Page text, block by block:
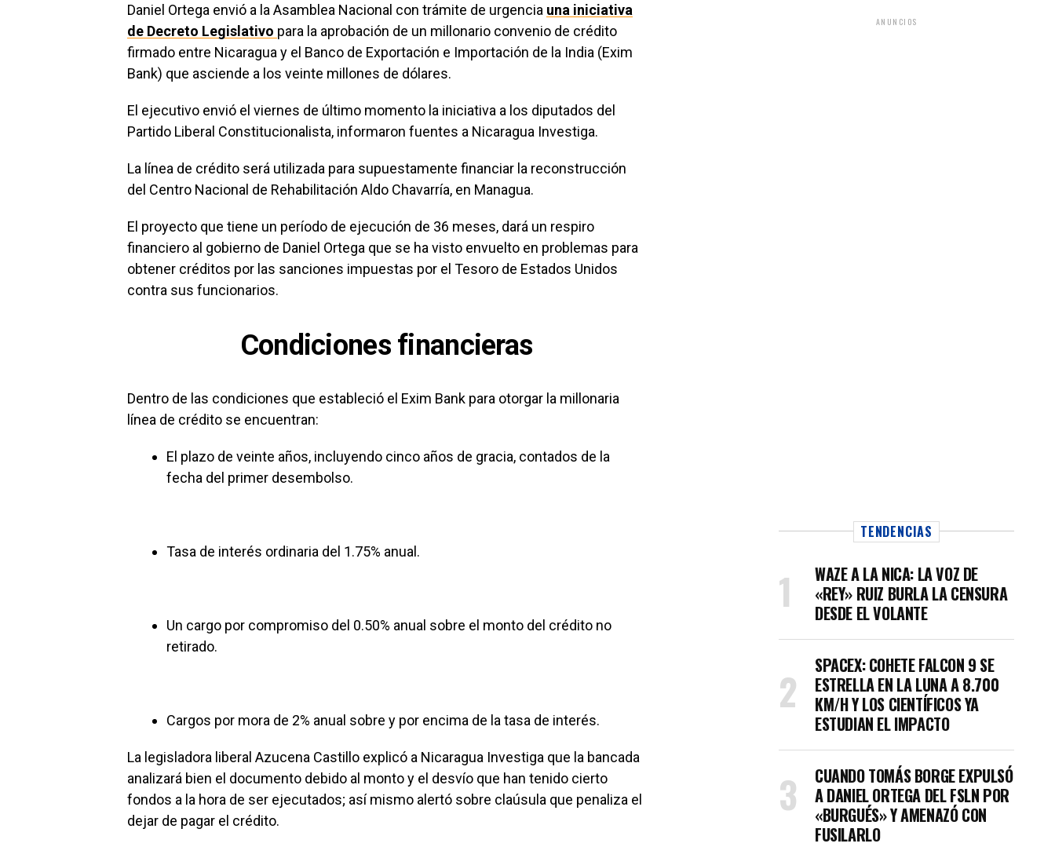
Daniel Ortega envió a la Asamblea Nacional con trámite de urgencia una iniciativa
de Decreto Legislativo para la aprobación de un millonario convenio de crédito
firmado entre Nicaragua y el Banco de Exportación e Importación de la India (Exim
Bank) que asciende a los veinte millones de dólares.
El ejecutivo envió el viernes de último momento la iniciativa a los diputados del
Partido Liberal Constitucionalista, informaron fuentes a Nicaragua Investiga.
La línea de crédito será utilizada para supuestamente financiar la reconstrucción
del Centro Nacional de Rehabilitación Aldo Chavarría, en Managua.
El proyecto que tiene un período de ejecución de 36 meses, dará un respiro
financiero al gobierno de Daniel Ortega que se ha visto envuelto en problemas para
obtener créditos por las sanciones impuestas por el Tesoro de Estados Unidos
contra sus funcionarios.
Condiciones financieras
Dentro de las condiciones que estableció el Exim Bank para otorgar la millonaria
línea de crédito se encuentran:
El plazo de veinte años, incluyendo cinco años de gracia, contados de la
fecha del primer desembolso.
Tasa de interés ordinaria del 1.75% anual.
Un cargo por compromiso del 0.50% anual sobre el monto del crédito no
retirado.
Cargos por mora de 2% anual sobre y por encima de la tasa de interés.
La legisladora liberal Azucena Castillo explicó a Nicaragua Investiga que la bancada
analizará bien el documento debido al monto y el desvío que han tenido cierto
fondos a la hora de ser ejecutados; así mismo alertó sobre claúsula que penaliza el
dejar de pagar el crédito.
ANUNCIOS
TENDENCIAS
WAZE A LA NICA: LA VOZ DE
«REY» RUIZ BURLA LA CENSURA
DESDE EL VOLANTE
SPACEX: COHETE FALCON 9 SE
ESTRELLA EN LA LUNA A 8.700
KM/H Y LOS CIENTÍFICOS YA
ESTUDIAN EL IMPACTO
CUANDO TOMÁS BORGE EXPULSÓ
A DANIEL ORTEGA DEL FSLN POR
«BURGUÉS» Y AMENAZÓ CON
FUSILARLO